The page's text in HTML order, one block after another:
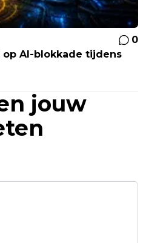
0
AI-blokkade tijdens
jouw